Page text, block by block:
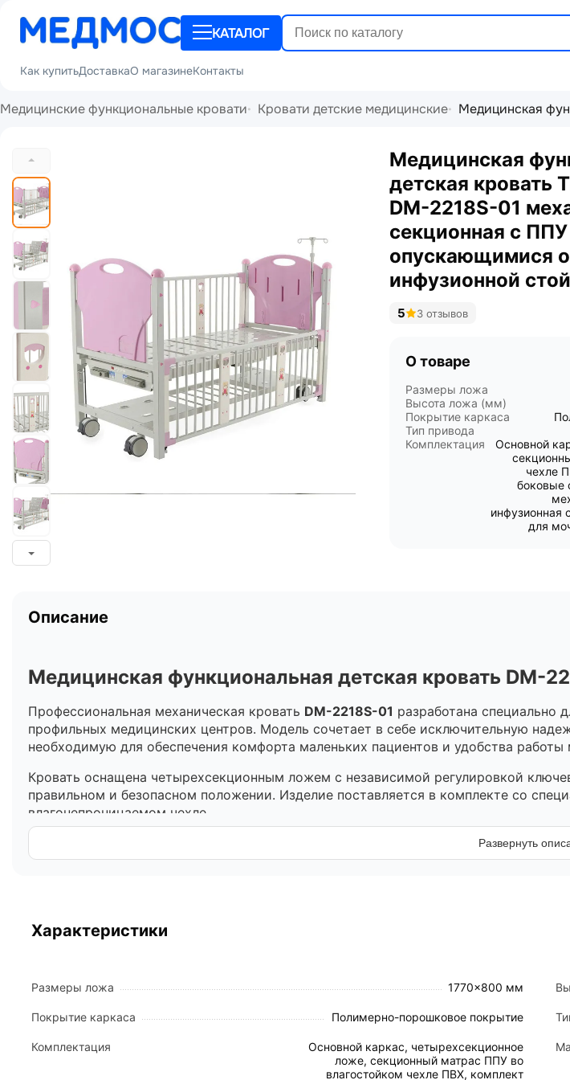
КАТАЛОГ
Как купитьДоставкаО магазинеКонтакты
Медицинские функциональные кровати Кровати детские медицинские Медицинская
Медицинская
детская кровать
DM-2218S-01
секционная с
опускающимися
инфузионной
5 3 отзывов
О товаре
Размеры ложа
Высота ложа (мм)
Покрытие каркаса
Тип привода
Комплектация
Основной
чехле
боковые
инфузионная
для
Описание
Медицинская функциональная детская кровать DM-
Профессиональная механическая кровать DM-2218S-01 разработана специально
профильных медицинских центров. Модель сочетает в себе исключительную
необходимую для обеспечения комфорта маленьких пациентов и удобства работы
Кровать оснащена четырехсекционным ложем с независимой регулировкой
правильном и безопасном положении. Изделие поставляется в комплекте со
влагонепроницаемом чехле.
износостойким полимерно-порошковым покрытием.
медицинской карты пациента.
для размещения принадлежностей по уходу.
Функциональные возможности и регулировки
Развернуть
Характеристики
Размеры ложа 1770×800 мм
Покрытие каркаса Полимерно-порошковое покрытие
Комплектация
Основной каркас, четырехсекционное
ложе, секционный матрас ППУ во
влагостойком чехле ПВХ, комплект